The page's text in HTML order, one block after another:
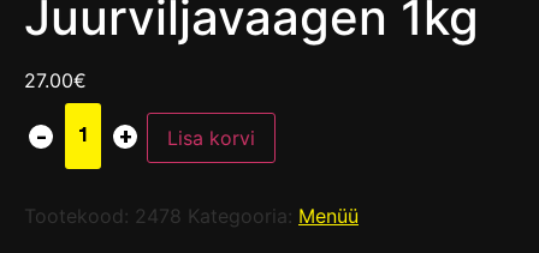
Juurviljavaagen 1kg
27.00€
Lisa korvi
Tootekood: 2478 Kategooria: Menüü